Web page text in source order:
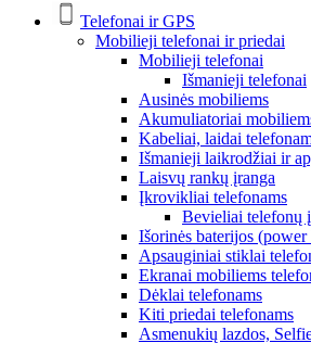
Telefonai ir GPS
Mobilieji telefonai ir priedai
Mobilieji telefonai
Išmanieji telefonai
Ausinės mobiliems
Akumuliatoriai
Kabeliai, laidai
Išmanieji laikrodžiai ir
Laisvų rankų įranga
Įkrovikliai telefonams
Bevieliai telefonų
Išorinės baterijos (power
Apsauginiai stiklai
Ekranai mobiliems
Dėklai telefonams
Kiti priedai telefonams
Asmenukių lazdos,